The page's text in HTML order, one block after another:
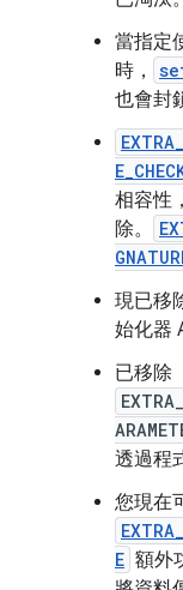
當指定
時，
也會封
相容性
除。
現已移
始化器
已移除
透過程
您現在
E 額外